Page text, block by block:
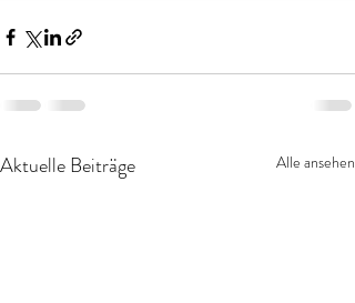
Aktuelle Beiträge Alle ansehen